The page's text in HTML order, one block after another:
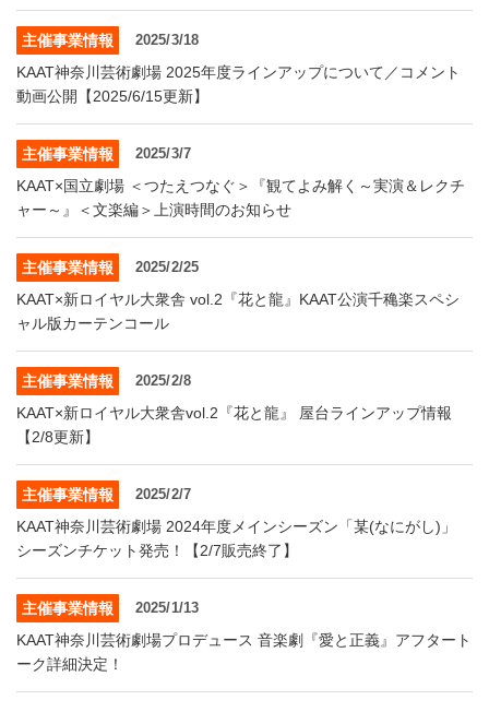
主催事業情報 2025/3/18
KAAT神奈川芸術劇場 2025年度ラインアップについて／コメント
動画公開【2025/6/15更新】
主催事業情報 2025/3/7
KAAT×国立劇場 ＜つたえつなぐ＞『観てよみ解く～実演＆レクチ
ャー～』＜文楽編＞上演時間のお知らせ
主催事業情報 2025/2/25
KAAT×新ロイヤル大衆舎 vol.2『花と龍』KAAT公演千穐楽スペシ
ャル版カーテンコール
主催事業情報 2025/2/8
KAAT×新ロイヤル大衆舎vol.2『花と龍』 屋台ラインアップ情報
【2/8更新】
主催事業情報 2025/2/7
KAAT神奈川芸術劇場 2024年度メインシーズン「某(なにがし)」
シーズンチケット発売！【2/7販売終了】
主催事業情報 2025/1/13
KAAT神奈川芸術劇場プロデュース 音楽劇『愛と正義』アフタート
ーク詳細決定！